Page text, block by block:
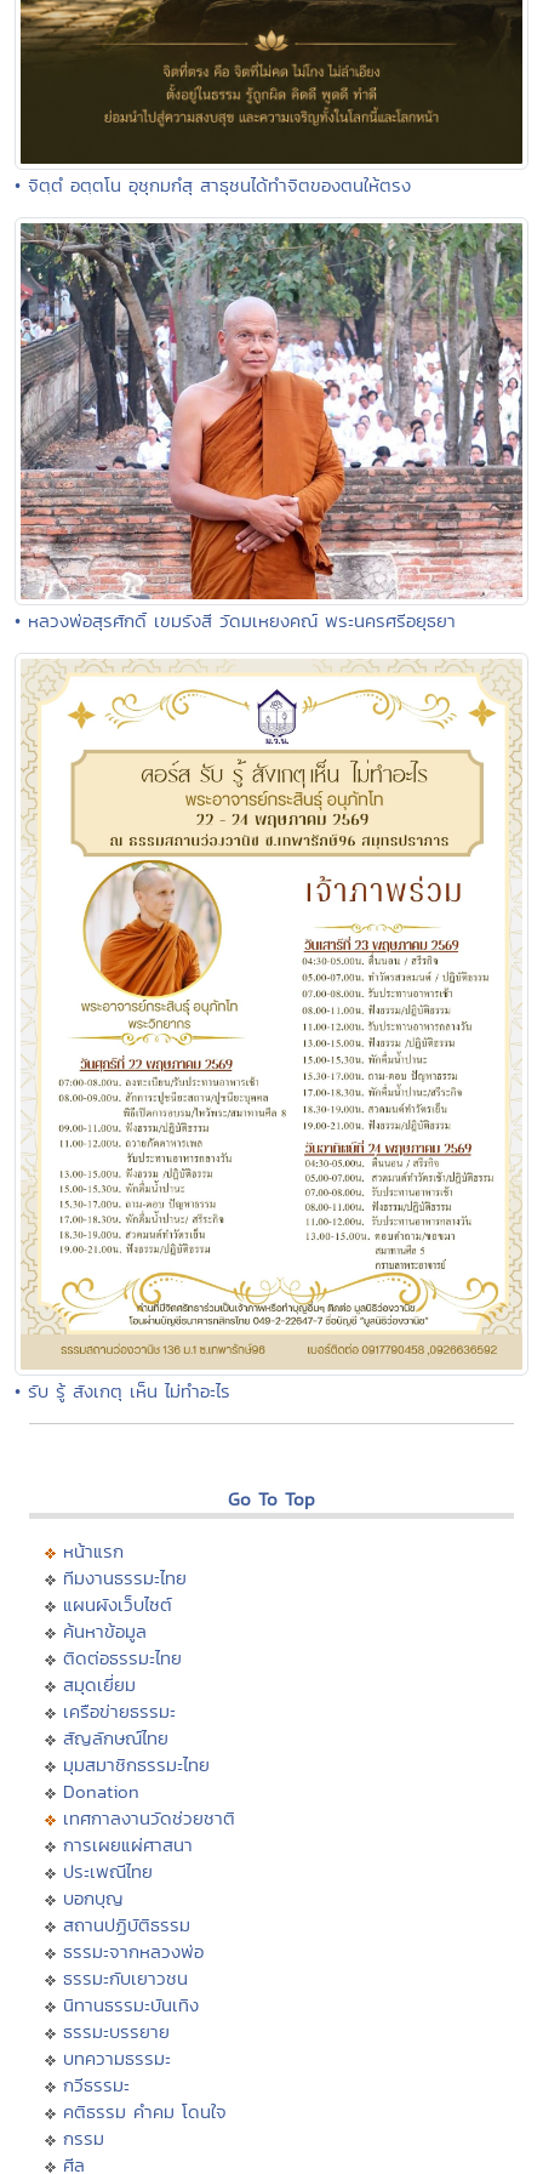
• จิตฺตํ อตฺตโน อุชุกมกํสุ สาธุชนได้ทำจิตของตนให้ตรง
• หลวงพ่อสุรศักดิ์ เขมรังสี วัดมเหยงคณ์ พระนครศรีอยุธยา
• รับ รู้ สังเกตุ เห็น ไม่ทำอะไร
Go To Top
หน้าแรก
ทีมงานธรรมะไทย
แผนผังเว็บไซต์
ค้นหาข้อมูล
ติดต่อธรรมะไทย
สมุดเยี่ยม
เครือข่ายธรรมะ
สัญลักษณ์ไทย
มุมสมาชิกธรรมะไทย
Donation
เทศกาลงานวัดช่วยชาติ
การเผยแผ่ศาสนา
ประเพณีไทย
บอกบุญ
สถานปฏิบัติธรรม
ธรรมะจากหลวงพ่อ
ธรรมะกับเยาวชน
นิทานธรรมะบันเทิง
ธรรมะบรรยาย
บทความธรรมะ
กวีธรรมะ
คติธรรม คำคม โดนใจ
กรรม
ศีล